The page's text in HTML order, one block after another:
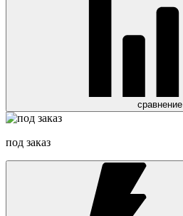
сравнение
под заказ